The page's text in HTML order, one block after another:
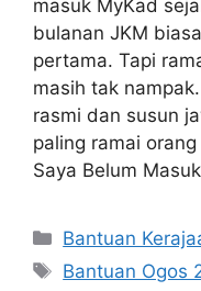
masuk MyKad
bulanan JKM
pertama. Tapi
masih tak
rasmi dan susun
paling ramai
Saya Belum
Categories
Bantuan
Tags
Bantuan Ogos